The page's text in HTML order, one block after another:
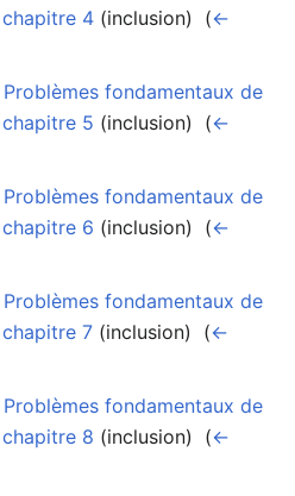
4 (inclusion) ‎ (←
fondamentaux de
5 (inclusion) ‎ (←
fondamentaux de
6 (inclusion) ‎ (←
fondamentaux de
7 (inclusion) ‎ (←
fondamentaux de
8 (inclusion) ‎ (←